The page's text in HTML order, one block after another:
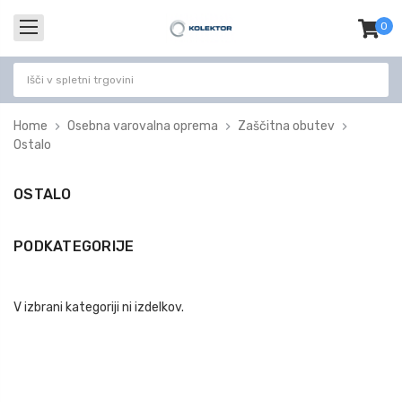
0
-
Home Osebna varovalna oprema
Zaščitna obutev
Ostalo
OSTALO
PODKATEGORIJE
V izbrani kategoriji ni izdelkov.